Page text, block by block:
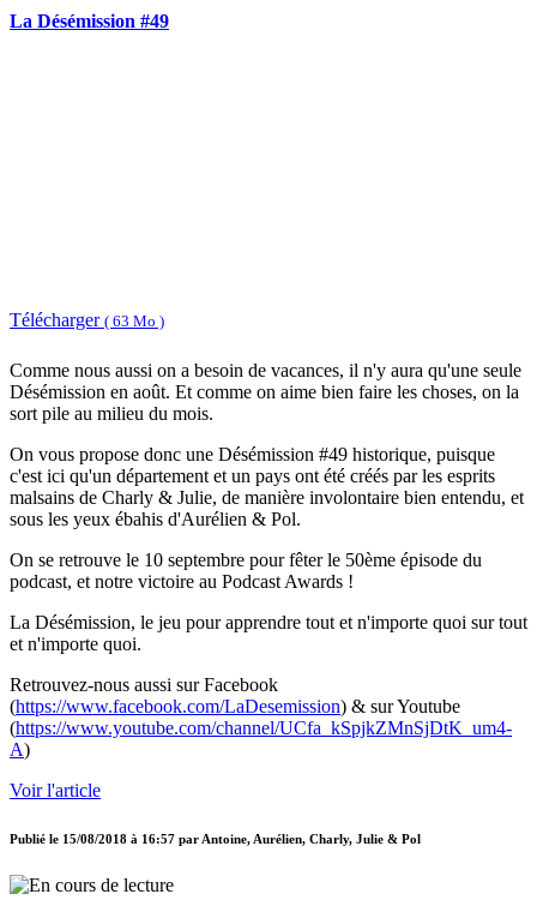
La Désémission #49
Télécharger ( 63 Mo )
Comme nous aussi on a besoin de vacances, il n'y aura qu'une seule
Désémission en août. Et comme on aime bien faire les choses, on la
sort pile au milieu du mois.
On vous propose donc une Désémission #49 historique, puisque
c'est ici qu'un département et un pays ont été créés par les esprits
malsains de Charly & Julie, de manière involontaire bien entendu, et
sous les yeux ébahis d'Aurélien & Pol.
On se retrouve le 10 septembre pour fêter le 50ème épisode du
podcast, et notre victoire au Podcast Awards !
La Désémission, le jeu pour apprendre tout et n'importe quoi sur tout
et n'importe quoi.
Retrouvez-nous aussi sur Facebook
(https://www.facebook.com/LaDesemission) & sur Youtube
(https://www.youtube.com/channel/UCfa_kSpjkZMnSjDtK_um4-
A)
Voir l'article
Publié le 15/08/2018 à 16:57 par Antoine, Aurélien, Charly, Julie & Pol